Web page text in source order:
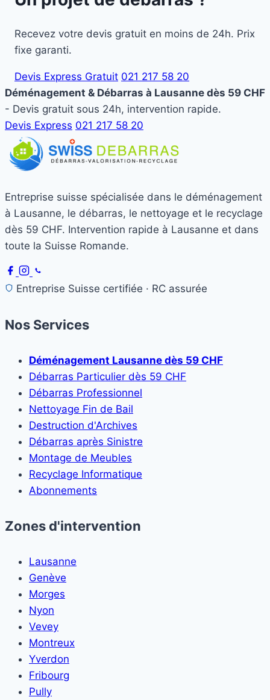
Recevez votre devis gratuit en moins de 24h. Prix
fixe garanti.
Devis Express Gratuit 021 217 58 20
Déménagement & Débarras à Lausanne dès 59 CHF
- Devis gratuit sous 24h, intervention rapide.
Devis Express 021 217 58 20
Entreprise suisse spécialisée dans le déménagement
à Lausanne, le débarras, le nettoyage et le recyclage
dès 59 CHF. Intervention rapide à Lausanne et dans
toute la Suisse Romande.
Entreprise Suisse certifiée · RC assurée
Nos Services
Déménagement Lausanne dès 59 CHF
Débarras Particulier dès 59 CHF
Débarras Professionnel
Nettoyage Fin de Bail
Destruction d'Archives
Débarras après Sinistre
Montage de Meubles
Recyclage Informatique
Abonnements
Zones d'intervention
Lausanne
Genève
Morges
Nyon
Vevey
Montreux
Yverdon
Fribourg
Pully